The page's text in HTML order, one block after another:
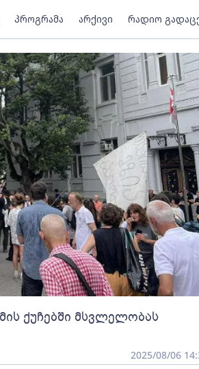
პროგრამა არქივი რადიო
ქუჩებში მსვლელობას
2025/08/06